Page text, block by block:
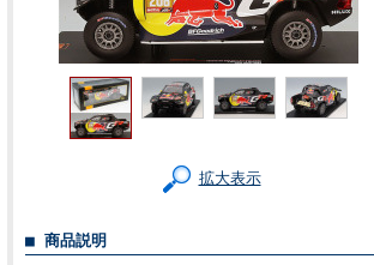
拡大表示
■ 商品説明